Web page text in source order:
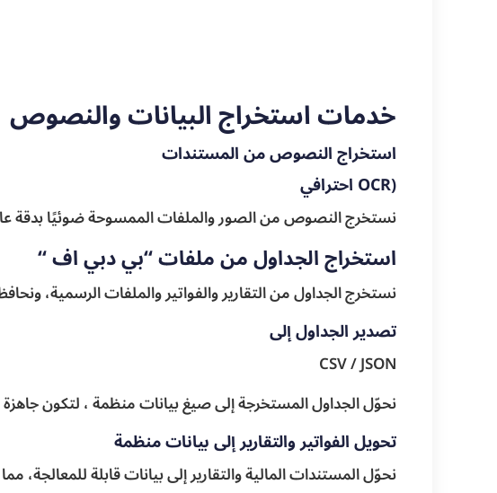
خدمات استخراج البيانات والنصوص
استخراج النصوص من المستندات
(OCR احترافي
نستخرج النصوص من الصور والملفات الممسوحة ضوئيًا بدقة
استخراج الجداول من ملفات “بي دبي اف “
نستخرج الجداول من التقارير والفواتير والملفات الرسمية،
تصدير الجداول إلى
CSV / JSON
نحوّل الجداول المستخرجة إلى صيغ بيانات منظمة ، لتكون جاهزة
تحويل الفواتير والتقارير إلى بيانات منظمة
نحوّل المستندات المالية والتقارير إلى بيانات قابلة للمعالجة،